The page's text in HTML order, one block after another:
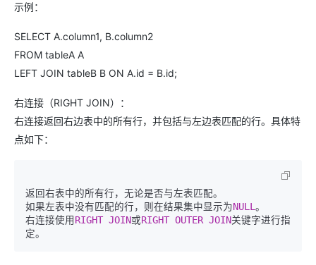
示例：
SELECT A.column1, B.column2
FROM tableA A
LEFT JOIN tableB B ON A.id = B.id;
右连接（RIGHT JOIN）：
右连接返回右边表中的所有行，并包括与左边表匹配的行。具体特
点如下：
返回右表中的所有行，无论是否与左表匹配。
如果左表中没有匹配的行，则在结果集中显示为NULL 。
右连接使用 RIGHT JOIN或RIGHT OUTER JOIN关键字进行指